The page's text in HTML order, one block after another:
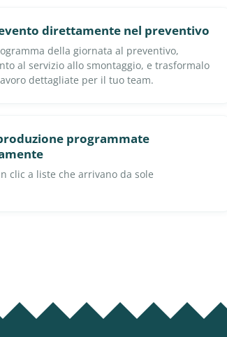
direttamente nel preventivo
della giornata al preventivo,
al servizio allo smontaggio, e trasformalo
dettagliate per il tuo team.
programmate
clic a liste che arrivano da sole